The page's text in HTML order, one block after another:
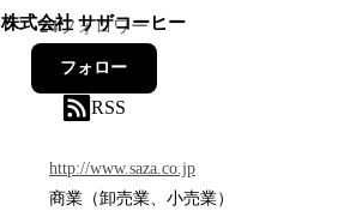
株式会社 サザコーヒー
24フォロワー
フォロー
RSS
http://www.saza.co.jp
商業（卸売業、小売業）